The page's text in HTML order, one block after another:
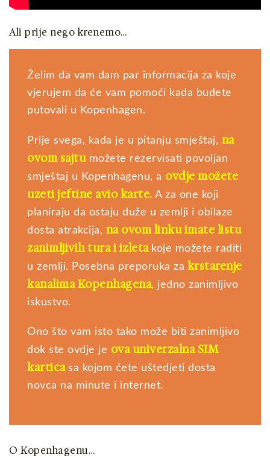
Ali prije nego krenemo…
Želim da vam dam par informacija za koje
vjerujem da će vam pomoći kada budete
putovali u Kopenhagen.
Prije svega, kada je u pitanju smještaj, na
ovom sajtumožete rezervisati povoljan
smještaj u Kopenhagenu, a ovdje možete
uzeti jeftine avio karte. A za one koji
planiraju da ostaju duže u zemlji i obilaze
dosta atrakcija, na ovom linku imate listu
zanimljivih tura i izleta koje možete raditi
u zemlji. Posebna preporuka za krstarenje
kanalima Kopenhagena, jedno zanimljivo
iskustvo.
Ono što vam isto tako može biti zanimljivo
dok ste ovdje je ova univerzalna SIM
kartica sa kojom ćete uštedjeti dosta
novca na minute i internet.
O Kopenhagenu…